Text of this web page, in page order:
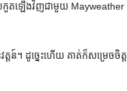
កួតឡើងវិញជាមួយ Mayweather
ន៍។ ដូច្នេះហើយ គាត់ក៏សម្រេចចិត្ត